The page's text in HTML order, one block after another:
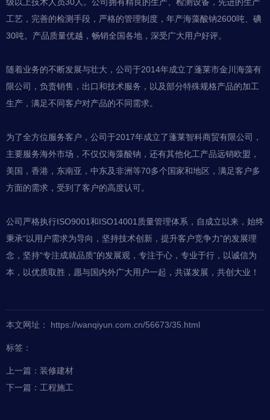
工艺，完善的检测手段，严格的管理制度，年产海藻酸钠2600吨、碘
30吨。产品质量优越，畅销全国各地，深受广大用户好评。
随着业务的不断发展与壮大，公司于2014年成立了蓬莱市金川海藻有
限公司，负责销售，出口和技术服务，以及部分特殊规格产品的加工
生产，满足不同客户对产品的不同需求。
为了全方位服务客户，公司于2017年成立了蓬莱智科商贸有限公司，
主要服务海外市场，不仅仅海藻酸钠，还有其他化工产品远销欧盟，
美国，香港，东南亚，中东及非洲等70多个国家和地区，满足客户多
方面的需求，受到了客户的高度认可。
公司严格执行ISO9001和ISO14001质量管理体系，自成立以来，始终
秉承“以用户需求为导向，坚持技术创新，提升客户竞争力”的发展理
念，坚持“专注成就品质”的发展观，专注于心，专业于行，以诚信为
本，以优质取胜，愿与国内外广大用户一起，共谋发展，共创大业！
本文网址： https://wanqiyun.com.cn/56673/35.html
标签：
上一篇： 装修建材
下一篇： 工程施工